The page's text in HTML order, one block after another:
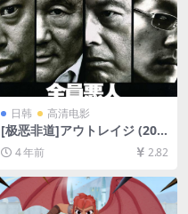
日韩 高清电影
[极恶非道]アウトレイジ (201
0)[百度网盘+迅雷云盘资源10
80P超清未删减][MP4/7GB]
[日语中字]
4 年前 2.82